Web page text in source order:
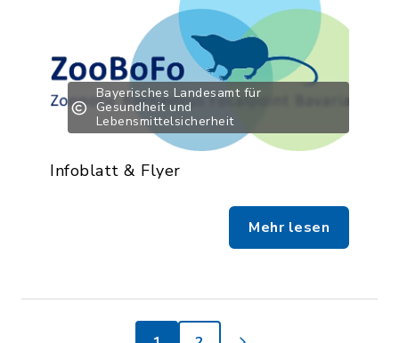
Bayerisches Landesamt für
Gesundheit und
Lebensmittelsicherheit
Infoblatt & Flyer
Mehr lesen